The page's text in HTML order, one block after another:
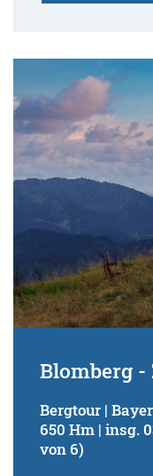
Blomberg -
Bergtour |
650 Hm | insg.
von 6)